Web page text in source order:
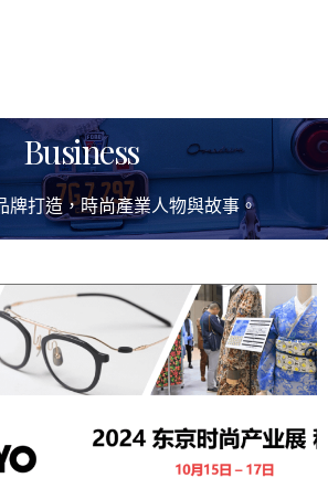
Business
牌打造，時尚產業人物與故事。